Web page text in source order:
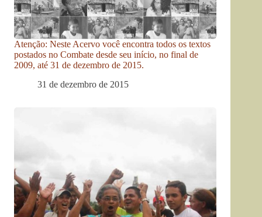
Atenção: Neste Acervo você encontra todos os textos
postados no Combate desde seu início, no final de
2009, até 31 de dezembro de 2015.
31 de dezembro de 2015